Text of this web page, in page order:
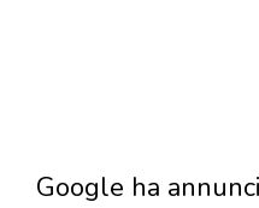
Google ha